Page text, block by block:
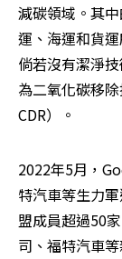
減碳領域。其
運、海運和貨
倘若沒有潔淨
為二氧化碳移
CDR）。
2022年5月，
特汽車等生力
盟成員超過50
司、福特汽車